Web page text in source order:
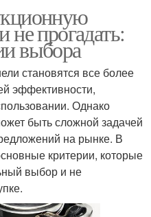
не прогадать:
выбора
становятся все более
эффективности,
Однако
быть сложной задачей
на рынке. В
критерии, которые
выбор и не